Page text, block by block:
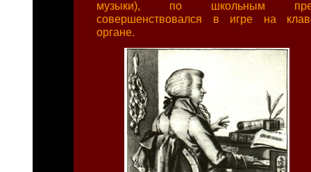
музыки), по школьным
совершенствовался в игре на
органе.